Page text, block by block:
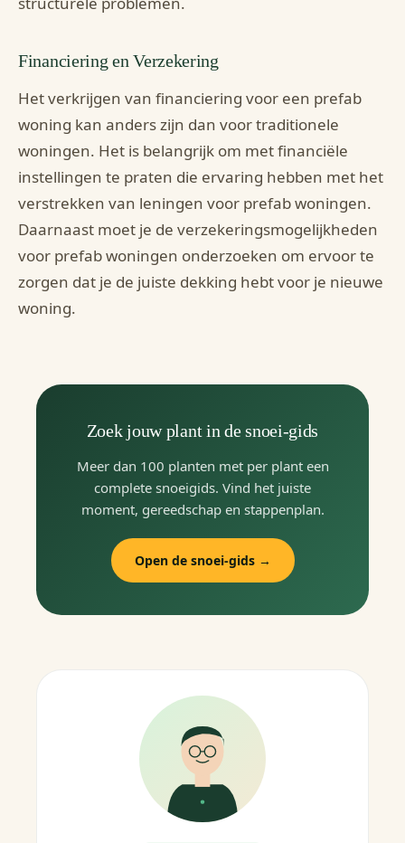
Financiering en Verzekering
Het verkrijgen van financiering voor een prefab
woning kan anders zijn dan voor traditionele
woningen. Het is belangrijk om met financiële
instellingen te praten die ervaring hebben met het
verstrekken van leningen voor prefab woningen.
Daarnaast moet je de verzekeringsmogelijkheden
voor prefab woningen onderzoeken om ervoor te
zorgen dat je de juiste dekking hebt voor je nieuwe
woning.
Zoek jouw plant in de snoei-gids
Meer dan 100 planten met per plant een
complete snoeigids. Vind het juiste
moment, gereedschap en stappenplan.
Open de snoei-gids →